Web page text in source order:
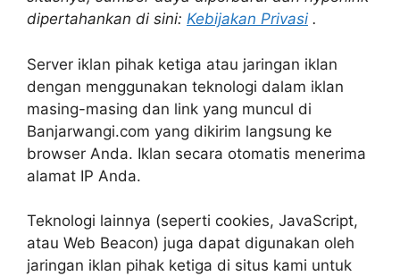
dipertahankan di sini: Kebijakan Privasi .
Server iklan pihak ketiga atau jaringan iklan
dengan menggunakan teknologi dalam iklan
masing-masing dan link yang muncul di
Banjarwangi.com yang dikirim langsung ke
browser Anda. Iklan secara otomatis menerima
alamat IP Anda.
Teknologi lainnya (seperti cookies, JavaScript,
atau Web Beacon) juga dapat digunakan oleh
jaringan iklan pihak ketiga di situs kami untuk